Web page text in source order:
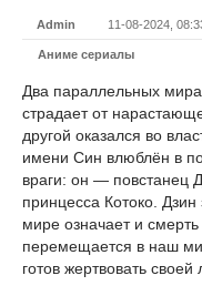
Admin 11-08-2024,
Аниме сериалы
Два параллельных
страдает от
другой оказался во
имени Син влюблён в
враги: он — повстанец
принцесса Котоко. Дзин
мире означает и
перемещается в наш
готов жертвовать